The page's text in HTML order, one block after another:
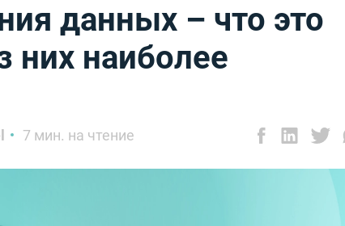
данных – что это
них наиболее
7 мин. на чтение